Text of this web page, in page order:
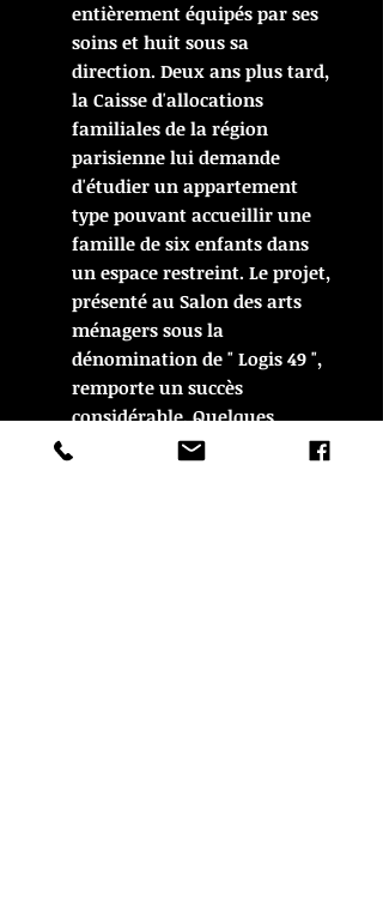
entièrement équipés par ses
soins et huit sous sa
direction. Deux ans plus tard,
la Caisse d'allocations
familiales de la région
parisienne lui demande
d'étudier un appartement
type pouvant accueillir une
famille de six enfants dans
un espace restreint. Le projet,
présenté au Salon des arts
ménagers sous la
dénomination de " Logis 49 ",
remporte un succès
considérable. Quelques
années plus tard, il